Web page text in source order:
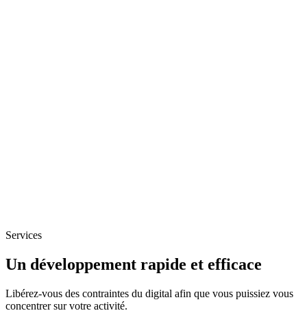
Services
Un développement rapide et efficace
Libérez-vous des contraintes du digital afin que vous puissiez vous
concentrer sur votre activité.